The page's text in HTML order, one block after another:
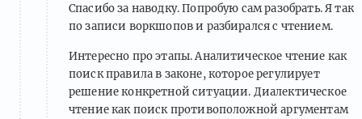
Спасибо за наводку. Попробую сам разобрать. Я так
по записи воркшопов и разбирался с чтением.
Интересно про этапы. Аналитическое чтение как
поиск правила в законе, которое регулирует
решение конкретной ситуации. Диалектическое
чтение как поиск противоположной аргументам